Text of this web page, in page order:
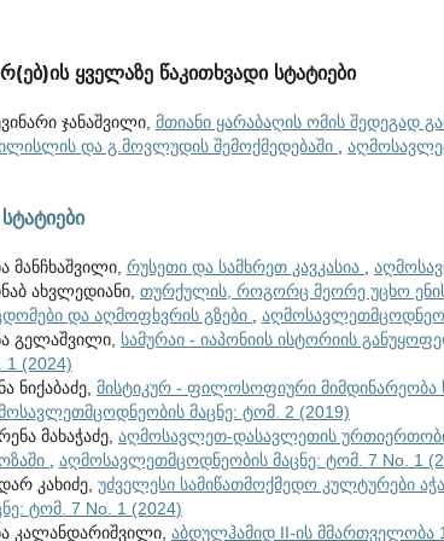
ყველაზე წაკითხვადი სტატიები
ჯანაშვილი, მთიანი ყარაბაღის ომის შედეგად
და გ.მოვლუდის შემოქმედებაში ,
მანჩხაშვილი, რუსეთი და სამხრეთ კავკასია ,
ახვლედიანი, თურქულის, როგორც მეორე უცხო
და აღმოფხვრის გზები ,
გელაშვილი, სამურაი - იაპონიის ისტორიის
1 (2024)
ნიქაბაძე, მისტიკურ - ფილოსოფიური მიმდინარეობა
მაცნე: ტომ. 2 (2019)
მახაჭაძე, აღმოსავლეთ-დასავლეთის
, აღმოსავლეთმცოდნეობის მაცნე: ტომ. 7 No. 1
კახიძე, უძველესი სამიწათმოქმედო კულტურები
ტომ. 7 No. 1 (2024)
კალანდარიშვილი, აბდულჰამიდ II-ის მმართველობა